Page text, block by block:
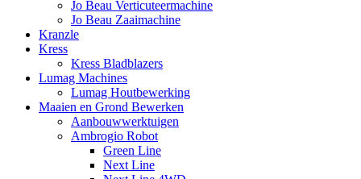
Jo Beau Verticuteermachine
Jo Beau Zaaimachine
Kranzle
Kress
Kress Bladblazers
Lumag Machines
Lumag Houtbewerking
Maaien en Grond Bewerken
Aanbouwwerktuigen
Ambrogio Robot
Green Line
Next Line